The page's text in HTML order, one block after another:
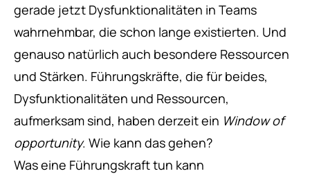
gerade jetzt Dysfunktionalitäten in Teams
wahrnehmbar, die schon lange existierten. Und
genauso natürlich auch besondere Ressourcen
und Stärken. Führungskräfte, die für beides,
Dysfunktionalitäten und Ressourcen,
aufmerksam sind, haben derzeit ein Window of
opportunity. Wie kann das gehen?
Was eine Führungskraft tun kann